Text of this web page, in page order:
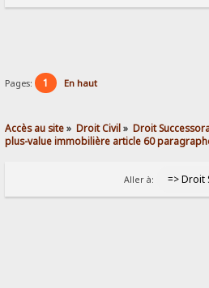
Pages: 1 En haut
Accès au site» Droit Civil» Droit
plus-value immobilière article 60
Aller à: